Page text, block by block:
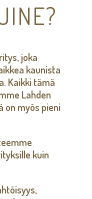
joka
kaunista
Kaikki tämä
Lahden
on myös pieni
kuin